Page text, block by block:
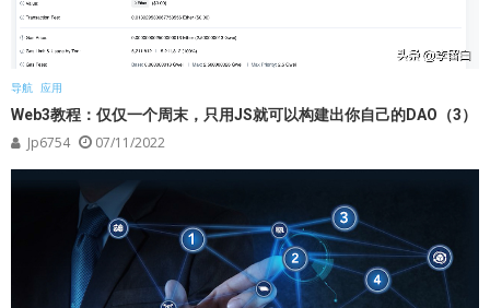
导航 应用
Web3教程：仅仅一个周末，只用JS就可以构建出你自己的DAO（3）
Jp6754 07/11/2022